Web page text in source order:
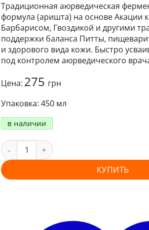
Традиционная аюрведическая
формула (аришта) на основе Акации
Барбарисом, Гвоздикой и другими
поддержки баланса Питты,
и здорового вида кожи. Быстро
под контролем аюрведического
Цена: 275 грн
450 мл
в наличии
КУПИТЬ